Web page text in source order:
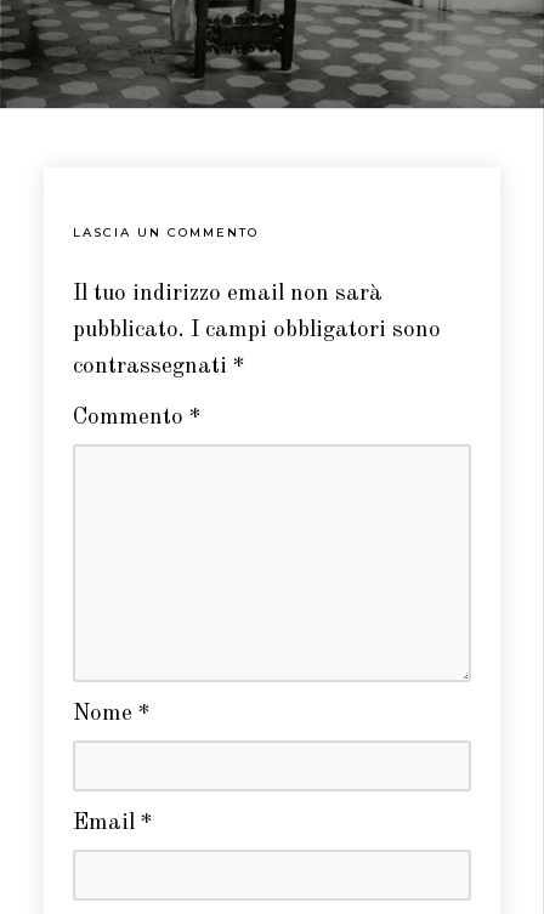
LASCIA UN COMMENTO
Il tuo indirizzo email non sarà
pubblicato. I campi obbligatori sono
contrassegnati *
Commento *
Nome *
Email *